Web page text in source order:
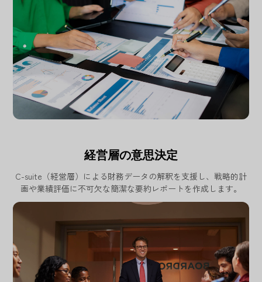
経営層の意思決定
C-suite（経営層）による財務データの解釈を支援し、戦略的計
画や業績評価に不可欠な簡潔な要約レポートを作成します。